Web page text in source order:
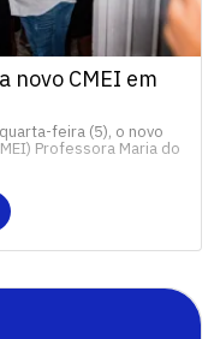
novo CMEI em
feira (5), o novo
Professora Maria do